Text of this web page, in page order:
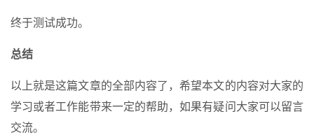
终于测试成功。
总结
以上就是这篇文章的全部内容了，希望本文的内容对大家的
学习或者工作能带来一定的帮助，如果有疑问大家可以留言
交流。